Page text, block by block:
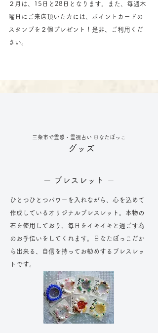
２月は、15日と28日となります。また、毎週木
曜日にご来店頂いた方には、ポイントカードの
スタンプを２個プレゼント！是非、ご利用くだ
さい。
三条市で霊感・霊視占い 日なたぼっこ
グッズ
ー ブレスレット －
ひとつひとつパワーを入れながら、心を込めて
作成しているオリジナルブレスレット。本物の
石を使用しており、毎日をイキイキと過ごす為
のお手伝いをしてくれます。日なたぼっこだか
ら出来る、自信を持ってお勧めするブレスレッ
トです。